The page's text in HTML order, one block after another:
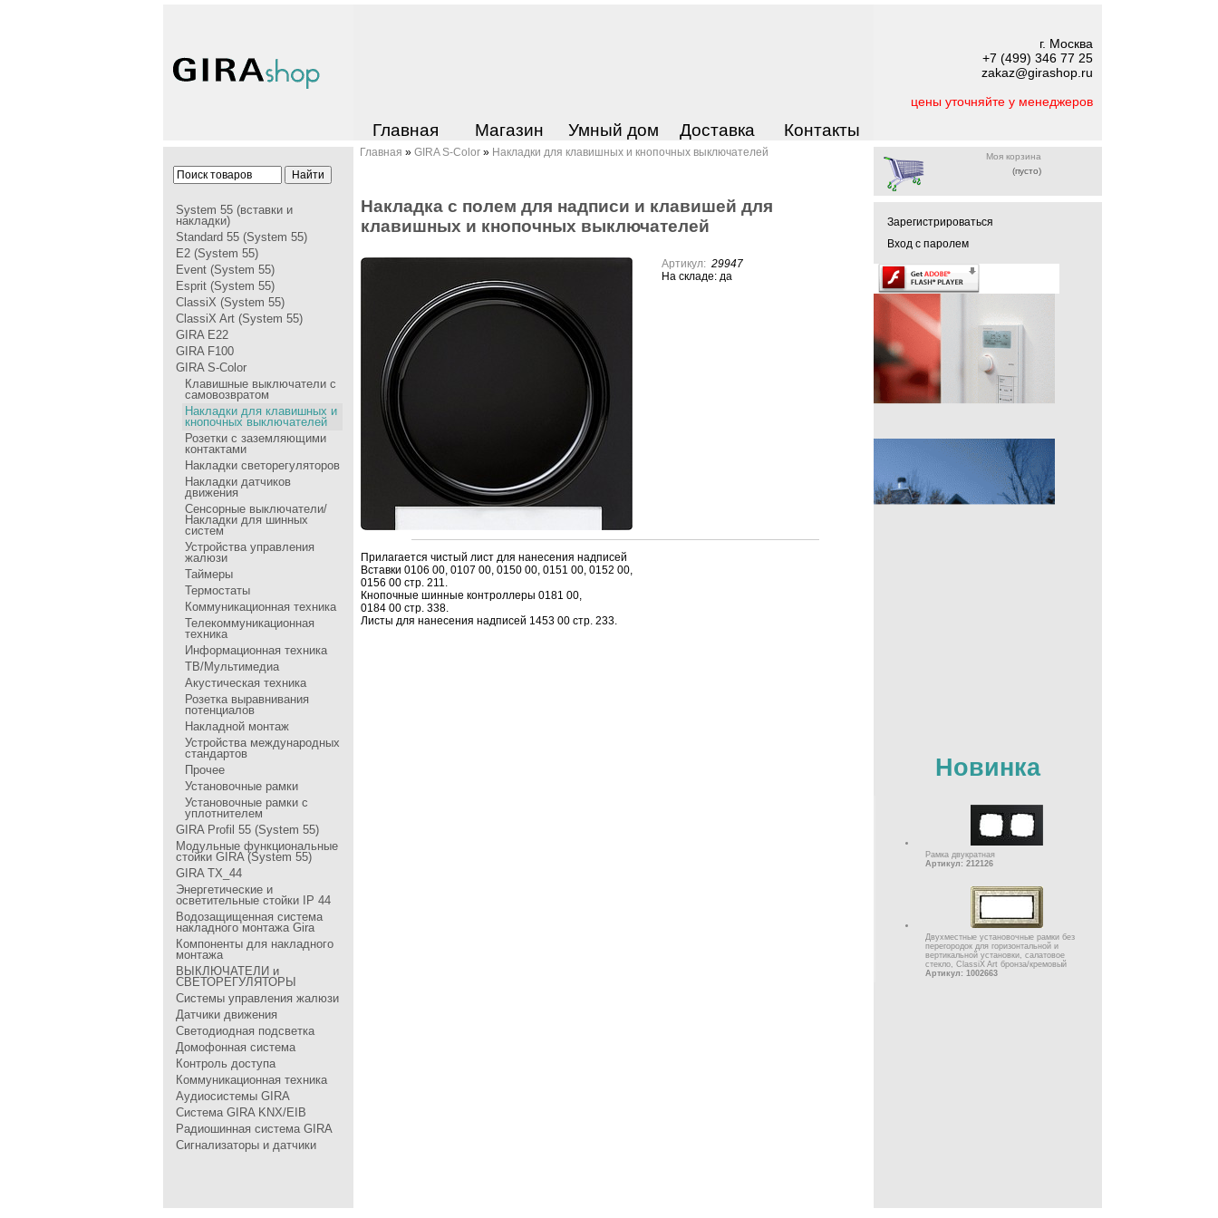
Главная Магазин Умный дом Доставка Контакты
г. Москва
+7 (499) 346 77 25
zakaz@girashop.ru
цены уточняйте у менеджеров
System 55 (вставки и
накладки)
Standard 55 (System 55)
E2 (System 55)
Event (System 55)
Esprit (System 55)
ClassiX (System 55)
ClassiX Art (System 55)
GIRA Е22
GIRA F100
GIRA S-Color
Клавишные выключатели с
самовозвратом
Накладки для клавишных и
кнопочных выключателей
Розетки с заземляющими
контактами
Накладки светорегуляторов
Накладки датчиков
движения
Сенсоpные выключатели/
Накладки для шинных
систем
Устройства управления
жалюзи
Таймеры
Термостаты
Коммуникационная техника
Телекоммуникационная
техника
Информационная техника
ТВ/Мультимедиа
Акустическая техника
Розетка выравнивания
потенциалов
Накладной монтаж
Устройства международных
стандартов
Прочее
Установочные рамки
Установочные рамки с
уплотнителем
GIRA Profil 55 (System 55)
Модульные функциональные
стойки GIRA (System 55)
GIRA TX_44
Энергетические и
осветительные стойки IP 44
Водозащищенная система
накладного монтажа Gira
Компоненты для накладного
монтажа
ВЫКЛЮЧАТЕЛИ и
СВЕТОРЕГУЛЯТОРЫ
Системы управления жалюзи
Датчики движения
Светодиодная подсветка
Домофонная система
Контроль доступа
Коммуникационная техника
Аудиосистемы GIRA
Система GIRA KNX/EIB
Радиошинная система GIRA
Сигнализаторы и датчики
Главная » GIRA S-Color » Накладки для клавишных и кнопочных выключателей
Накладка с полем для надписи и клавишей для
клавишных и кнопочных выключателей
Артикул: 29947
На складе: да
Пpилагается чистый лист для нанесения надписей
Вставки 0106 00, 0107 00, 0150 00, 0151 00, 0152 00,
0156 00 стp. 211.
Кнопочные шинные контpоллеpы 0181 00,
0184 00 стp. 338.
Листы для нанесения надписей 1453 00 стp. 233.
Моя корзина
(пусто)
Зарегистрироваться
Вход с паролем
Новинка
Рамка двукратная
Артикул: 212126
Двухместные установочные рамки без
перегородок для горизонтальной и
вертикальной установки, салатовое
стекло, ClassiX Art бронза/кремовый
Артикул: 1002663